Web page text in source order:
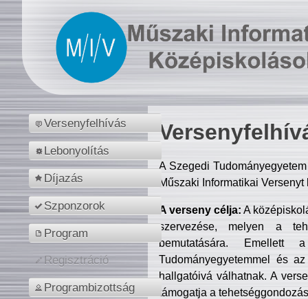
Versenyfelhívás
Lebonyolítás
Díjazás
Szponzorok
Program
Regisztráció
Programbizottság
A Szegedi
Műszaki Informatikai
A verseny célja: A
szervezése, melyen a
bemutatására. Emellett
Tudományegyetemmel és
hallgatóivá válhatnak. A
támogatja a